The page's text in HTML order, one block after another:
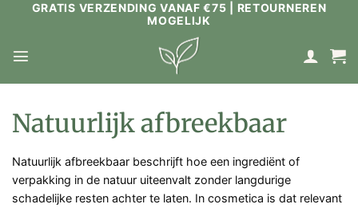
GRATIS VERZENDING VANAF €75 | RETOURNEREN
MOGELIJK
Natuurlijk afbreekbaar
Natuurlijk afbreekbaar beschrijft hoe een ingrediënt of
verpakking in de natuur uiteenvalt zonder langdurige
schadelijke resten achter te laten. In cosmetica is dat relevant